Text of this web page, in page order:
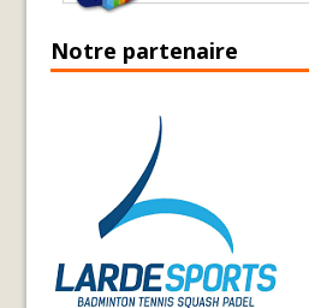
Notre partenaire